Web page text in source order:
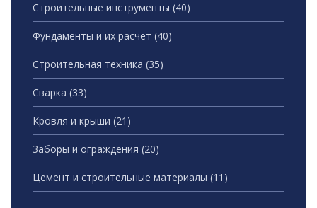
Строительные инструменты (40)
Фундаменты и их расчет (40)
Строительная техника (35)
Сварка (33)
Кровля и крыши (21)
Заборы и ограждения (20)
Цемент и строительные материалы (11)